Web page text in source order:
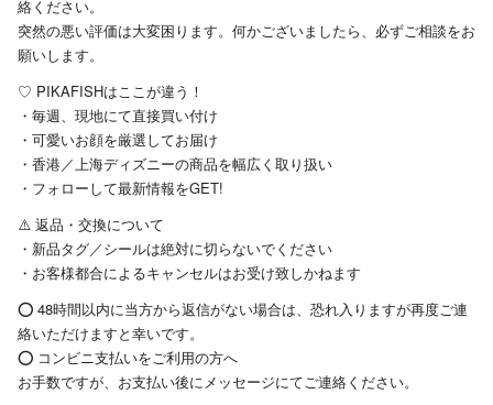
絡ください。
突然の悪い評価は大変困ります。何かございましたら、必ずご相談をお
願いします。
♡ PIKAFISHはここが違う！
・毎週、現地にて直接買い付け
・可愛いお顔を厳選してお届け
・香港／上海ディズニーの商品を幅広く取り扱い
・フォローして最新情報をGET!
⚠️ 返品・交換について
・新品タグ／シールは絶対に切らないでください
・お客様都合によるキャンセルはお受け致しかねます
⭕️ 48時間以内に当方から返信がない場合は、恐れ入りますが再度ご連
絡いただけますと幸いです。
⭕️ コンビニ支払いをご利用の方へ
お手数ですが、お支払い後にメッセージにてご連絡ください。